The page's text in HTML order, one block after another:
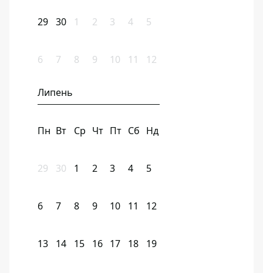
29 30 1 2 3 4 5
6 7 8 9 10 11 12
Липень
Пн Вт Ср Чт Пт Сб Нд
29 30 1 2 3 4 5
6 7 8 9 10 11 12
13 14 15 16 17 18 19